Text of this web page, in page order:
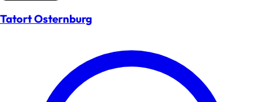
Tatort Osternburg